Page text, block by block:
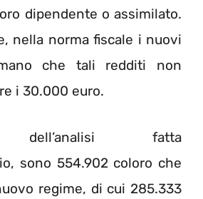
dipendente o assimilato.
nella norma fiscale i nuovi
che tali redditi non
i 30.000 euro.
dell’analisi fatta
sono 554.902 coloro che
regime, di cui 285.333